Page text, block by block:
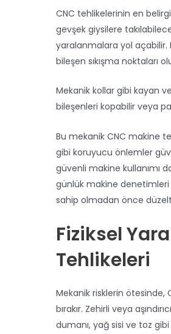
CNC tehlikelerinin en
gevşek giysilere
yaralanmalara yol açabilir.
bileşen sıkışma noktaları
Mekanik kollar gibi kayan
bileşenleri kopabilir veya
Bu mekanik CNC makine
gibi koruyucu önlemler
güvenli makine kullanımı
günlük makine denetimleri
sahip olmadan önce
Fiziksel
Tehlikeleri
Mekanik risklerin ötesinde,
bırakır. Zehirli veya
dumanı, yağ sisi ve toz